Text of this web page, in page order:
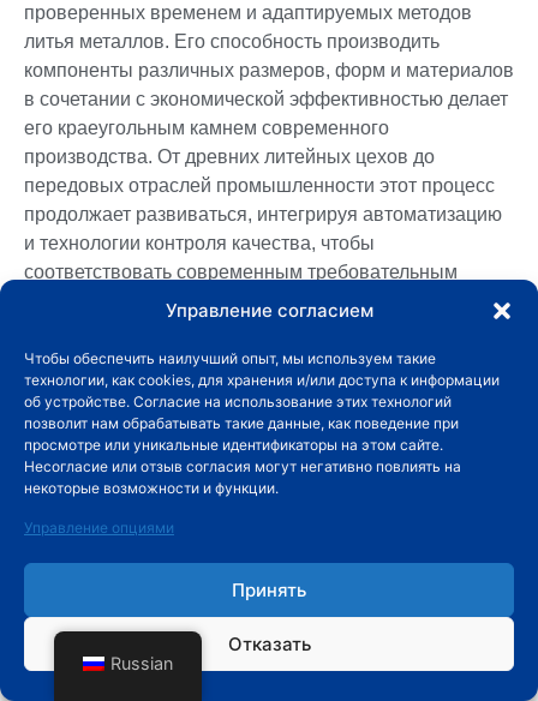
Управление согласием
Чтобы обеспечить наилучший опыт, мы используем такие
технологии, как cookies, для хранения и/или доступа к информации
об устройстве. Согласие на использование этих технологий
позволит нам обрабатывать такие данные, как поведение при
просмотре или уникальные идентификаторы на этом сайте.
Несогласие или отзыв согласия могут негативно повлиять на
некоторые возможности и функции.
Управление опциями
Принять
Отказать
проверенных временем и адаптируемых методов
литья металлов. Его способность производить
компоненты различных размеров, форм и материалов
в сочетании с экономической эффективностью делает
его краеугольным камнем современного
производства. От древних литейных цехов до
передовых отраслей промышленности этот процесс
продолжает развиваться, интегрируя автоматизацию
и технологии контроля качества, чтобы
соответствовать современным требовательным
областей применения литья в песчаные формы
позволяет инженерам и производителям принимать
обоснованные решения о выборе материалов и
методов производства. Независимо от того,
разрабатываете ли вы крупное промышленное
оборудование или небольшие прецизионные
Для компаний, стремящихся к качеству, точности и
Russian